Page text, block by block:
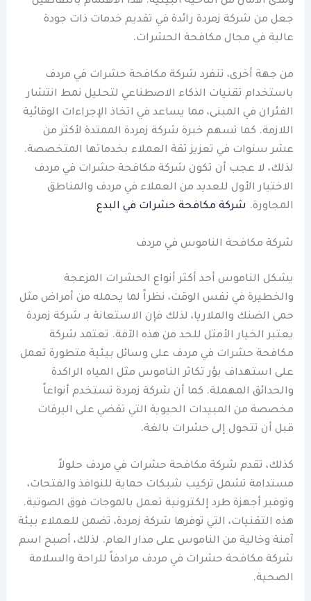
جعل من شركة زمردة رائدة في تقديم خدمات ذات جودة
عالية في مجال مكافحة الحشرات.
من جهة أخرى، تنفرد شركة مكافحة حشرات في مردف
باستخدام تقنيات الذكاء الاصطناعي لتحليل نمط انتشار
الفئران في المبنى، مما يساعد في اتخاذ الإجراءات الوقائية
اللازمة. كما تسهم خبرة شركة زمردة الممتدة لأكثر من
عشر سنوات في تعزيز ثقة العملاء بخدماتها المتخصصة.
لذلك، لا عجب أن تكون شركة مكافحة حشرات في مردف
الاختيار الأول للعديد من العملاء في مردف والمناطق
المجاورة. شركة مكافحة حشرات في البدع
شركة مكافحة الناموس في مردف
يشكل الناموس أحد أكثر أنواع الحشرات المزعجة
والخطيرة في نفس الوقت، نظراً لما يحمله من أمراض مثل
حمى الضنك والملاريا، لذلك فإن الاستعانة بـ شركة زمردة
يعتبر الخيار الأمثل للحد من هذه الآفة. تعتمد شركة
مكافحة حشرات في مردف على وسائل بيئية متطورة تعمل
على استهداف بؤر تكاثر الناموس مثل المياه الراكدة
والحدائق المهملة. كما أن شركة زمردة تستخدم أنواعاً
مخصصة من المبيدات الحيوية التي تقضي على اليرقات
قبل أن تتحول إلى حشرات بالغة.
كذلك، تقدم شركة مكافحة حشرات في مردف حلولاً
مستدامة تشمل تركيب شبكات حماية للنوافذ والفتحات،
وتوفير أجهزة طرد إلكترونية تعمل بالموجات فوق الصوتية.
هذه التقنيات، التي توفرها شركة زمردة، تضمن للعملاء بيئة
آمنة وخالية من الناموس على مدار العام. لذلك، أصبح اسم
شركة مكافحة حشرات في مردف مرادفاً للراحة والسلامة
الصحية.